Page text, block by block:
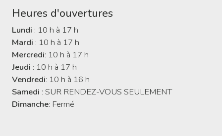
Heures d'ouvertures
Lundi : 10 h à 17 h
Mardi : 10 h à 17 h
Mercredi: 10 h à 17 h
Jeudi : 10 h à 17 h
Vendredi: 10 h à 16 h
Samedi : SUR RENDEZ-VOUS SEULEMENT
Dimanche: Fermé